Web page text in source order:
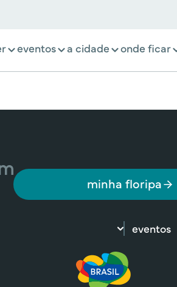
eventos a cidade onde ficar
minha floripa
eventos